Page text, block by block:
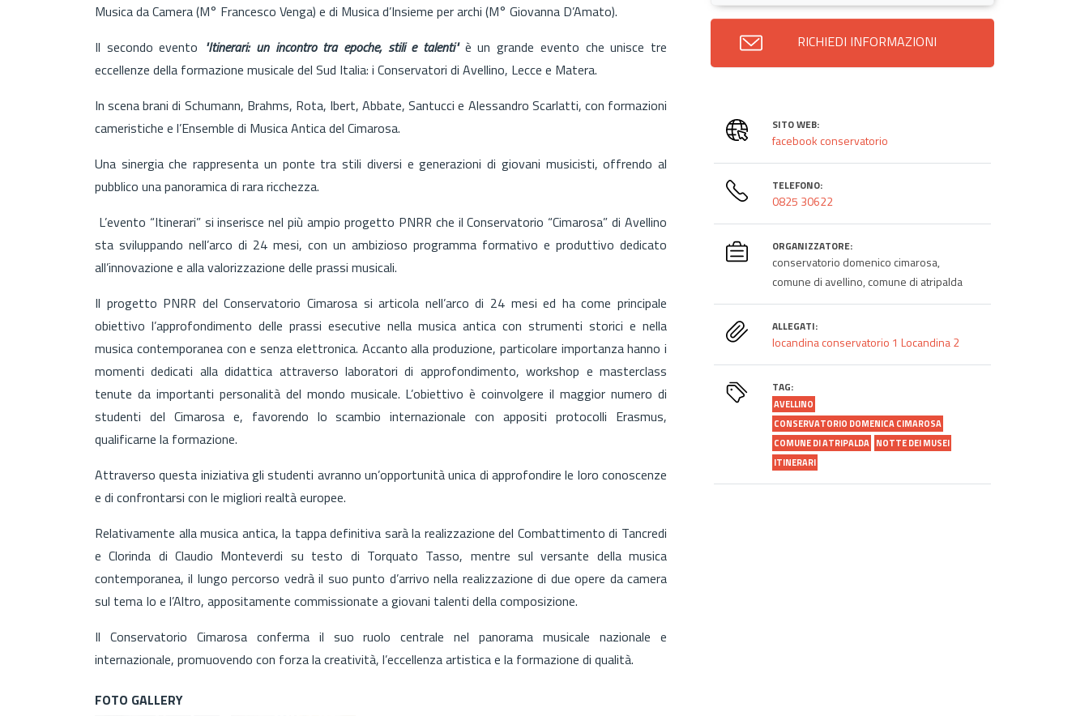
Musica da Camera (M° Francesco Venga) e di Musica d’Insieme per archi (M° Giovanna D’Amato).
Il secondo evento "Itinerari: un incontro tra epoche, stili e talenti" è un grande evento che unisce tre
eccellenze della formazione musicale del Sud Italia: i Conservatori di Avellino, Lecce e Matera.
In scena brani di Schumann, Brahms, Rota, Ibert, Abbate, Santucci e Alessandro Scarlatti, con formazioni
cameristiche e l’Ensemble di Musica Antica del Cimarosa.
Una sinergia che rappresenta un ponte tra stili diversi e generazioni di giovani musicisti, offrendo al
pubblico una panoramica di rara ricchezza.
L’evento “Itinerari” si inserisce nel più ampio progetto PNRR che il Conservatorio “Cimarosa” di Avellino
sta sviluppando nell’arco di 24 mesi, con un ambizioso programma formativo e produttivo dedicato
all’innovazione e alla valorizzazione delle prassi musicali.
Il progetto PNRR del Conservatorio Cimarosa si articola nell’arco di 24 mesi ed ha come principale
obiettivo l’approfondimento delle prassi esecutive nella musica antica con strumenti storici e nella
musica contemporanea con e senza elettronica. Accanto alla produzione, particolare importanza hanno i
momenti dedicati alla didattica attraverso laboratori di approfondimento, workshop e masterclass
tenute da importanti personalità del mondo musicale. L’obiettivo è coinvolgere il maggior numero di
studenti del Cimarosa e, favorendo lo scambio internazionale con appositi protocolli Erasmus,
qualificarne la formazione.
Attraverso questa iniziativa gli studenti avranno un’opportunità unica di approfondire le loro conoscenze
e di confrontarsi con le migliori realtà europee.
Relativamente alla musica antica, la tappa definitiva sarà la realizzazione del Combattimento di Tancredi
e Clorinda di Claudio Monteverdi su testo di Torquato Tasso, mentre sul versante della musica
contemporanea, il lungo percorso vedrà il suo punto d’arrivo nella realizzazione di due opere da camera
sul tema Io e l’Altro, appositamente commissionate a giovani talenti della composizione.
Il Conservatorio Cimarosa conferma il suo ruolo centrale nel panorama musicale nazionale e
internazionale, promuovendo con forza la creatività, l’eccellenza artistica e la formazione di qualità.
FOTO GALLERY
RICHIEDI INFORMAZIONI
SITO WEB:
facebook conservatorio
TELEFONO:
0825 30622
ORGANIZZATORE:
conservatorio domenico cimarosa,
comune di avellino, comune di atripalda
ALLEGATI:
locandina conservatorio 1 Locandina 2
TAG:
AVELLINO
CONSERVATORIO DOMENICA CIMAROSA
COMUNE DI ATRIPALDA NOTTE DEI MUSEI
ITINERARI